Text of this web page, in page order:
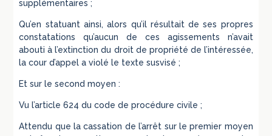
supplémentaires ;
Qu’en statuant ainsi, alors qu’il résultait de ses propres
constatations qu’aucun de ces agissements n’avait
abouti à l’extinction du droit de propriété de l’intéressée,
la cour d’appel a violé le texte susvisé ;
Et sur le second moyen :
Vu l’article 624 du code de procédure civile ;
Attendu que la cassation de l’arrêt sur le premier moyen